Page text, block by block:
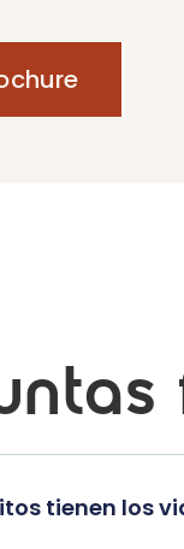
tienen los